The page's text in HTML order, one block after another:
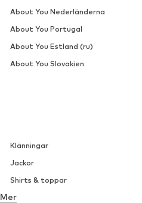
Klänningar
Jackor
Shirts & toppar
Underkläder
Mer
About You Nederländerna
About You Portugal
About You Estland (ru)
About You Slovakien